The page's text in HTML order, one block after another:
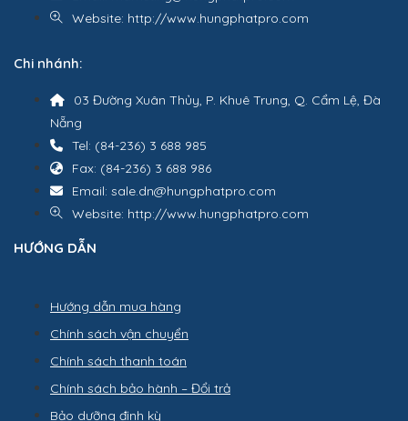
Website: http://www.hungphatpro.com
Chi nhánh:
03 Đường Xuân Thủy, P. Khuê Trung, Q. Cẩm Lệ, Đà
Nẵng
Tel: (84-236) 3 688 985
Fax: (84-236) 3 688 986
Email: sale.dn@hungphatpro.com
Website: http://www.hungphatpro.com
HƯỚNG DẪN
Hướng dẫn mua hàng
Chính sách vận chuyển
Chính sách thanh toán
Chính sách bảo hành – Đổi trả
Bảo dưỡng định kỳ